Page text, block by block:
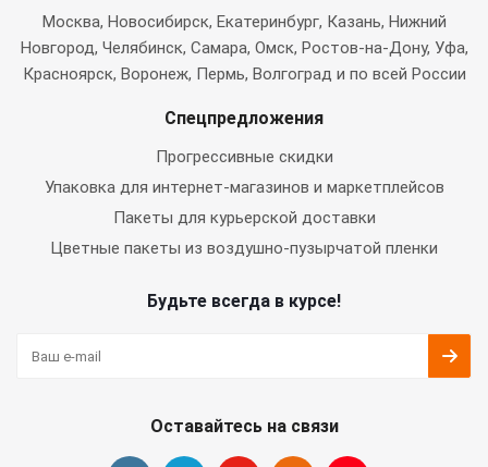
Москва, Новосибирск, Екатеринбург, Казань, Нижний
Новгород, Челябинск, Самара, Омск, Ростов-на-Дону, Уфа,
Красноярск, Воронеж, Пермь, Волгоград и по всей России
Спецпредложения
Прогрессивные скидки
Упаковка для интернет-магазинов и маркетплейсов
Пакеты для курьерской доставки
Цветные пакеты из воздушно-пузырчатой пленки
Будьте всегда в курсе!
Оставайтесь на связи